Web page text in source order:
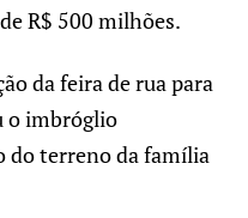
R$ 500 milhões.
da feira de rua para
o imbróglio
do terreno da família